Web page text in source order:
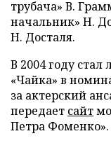
трубача» В.
начальник» Н.
Н. Досталя.
В 2004 году
«Чайка» в
за актерский
передает сайт
Петра Фоменко».